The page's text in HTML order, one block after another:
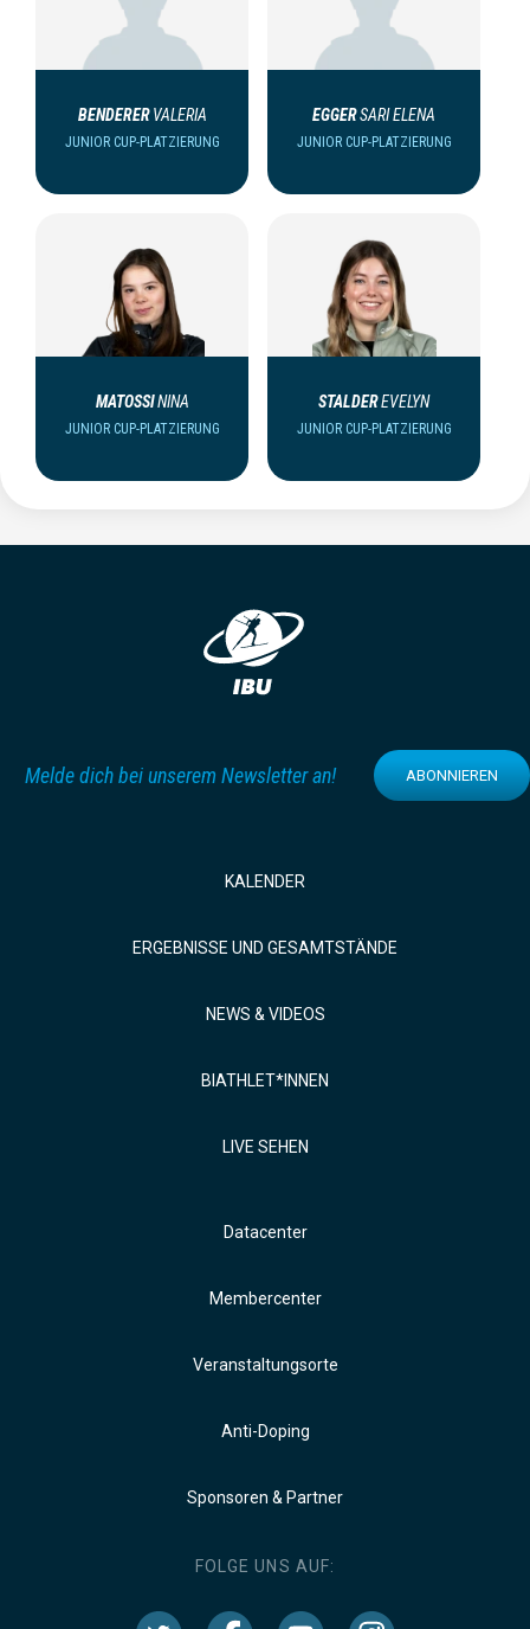
BENDERER VALERIA
JUNIOR CUP-PLATZIERUNG
EGGERSARI ELENA
JUNIOR CUP-PLATZIERUNG
MATOSSININA
JUNIOR CUP-PLATZIERUNG
STALDEREVELYN
JUNIOR CUP-PLATZIERUNG
Melde dich bei unserem Newsletter an! ABONNIEREN
KALENDER
ERGEBNISSE UND GESAMTSTÄNDE
NEWS & VIDEOS
BIATHLET*INNEN
LIVE SEHEN
Datacenter
Membercenter
Veranstaltungsorte
Anti-Doping
Sponsoren & Partner
FOLGE UNS AUF: